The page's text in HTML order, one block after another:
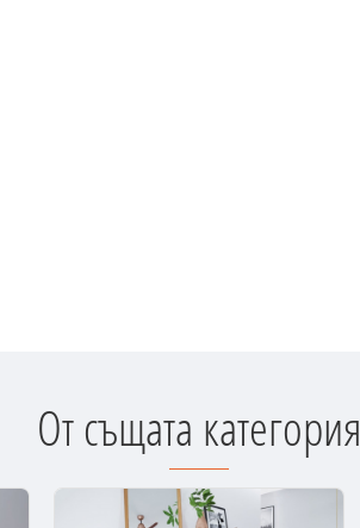
От същата категория